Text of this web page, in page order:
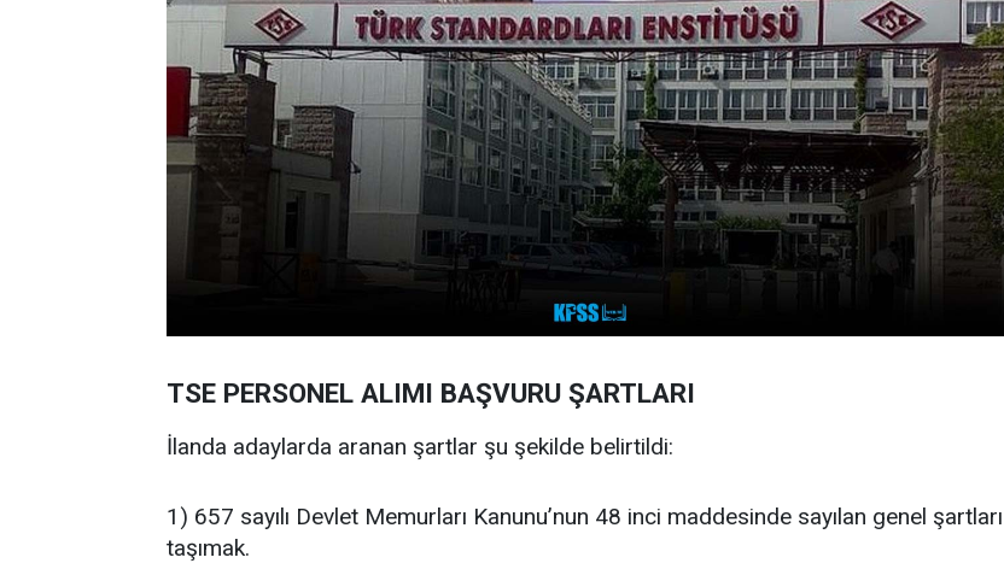
TSE PERSONEL ALIMI BAŞVURU ŞARTLARI
İlanda adaylarda aranan şartlar şu şekilde belirtildi:
1) 657 sayılı Devlet Memurları Kanunu’nun 48 inci maddesinde sayılan genel şartları
taşımak.